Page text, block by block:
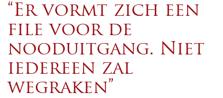
“Er vormt zich een
file voor de
nooduitgang. Niet
iedereen zal
wegraken”